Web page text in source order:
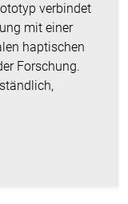
verbindet
mit einer
haptischen
Forschung.